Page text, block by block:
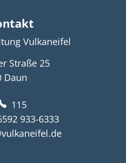
Vulkaneifel
Straße 25
Daun
115
933-6333